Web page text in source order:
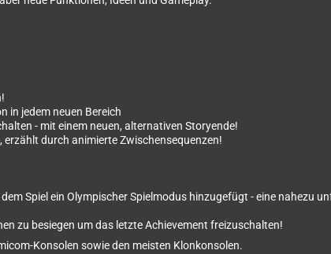
in jedem neuen Bereich
- mit einem neuen, alternativen Storyende!
durch animierte Zwischensequenzen!
Spiel ein Olympischer Spielmodus hinzugefügt - eine nahezu
zu besiegen um das letzte Achievement freizuschalten!
Konsolen sowie den meisten Klonkonsolen.